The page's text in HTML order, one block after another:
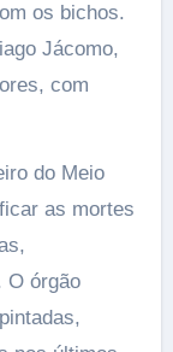
os bichos.
Jácomo,
com
do Meio
as mortes
O órgão